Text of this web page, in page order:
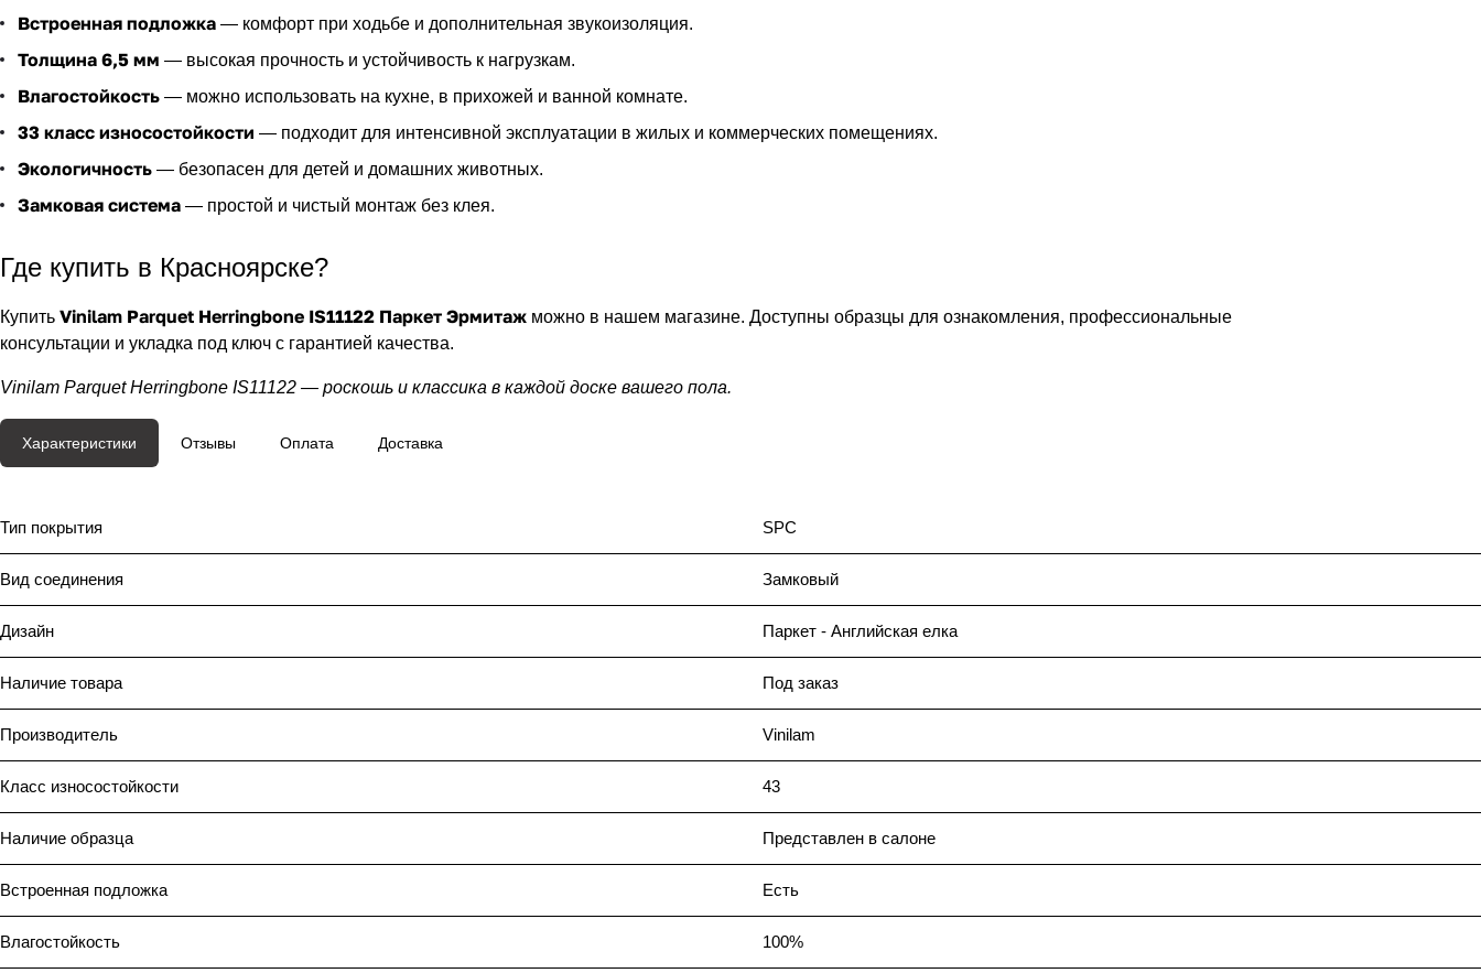
Встроенная подложка — комфорт при ходьбе и дополнительная звукоизоляция.
Толщина 6,5 мм — высокая прочность и устойчивость к нагрузкам.
Влагостойкость — можно использовать на кухне, в прихожей и ванной комнате.
33 класс износостойкости — подходит для интенсивной эксплуатации в жилых и коммерческих помещениях.
Экологичность — безопасен для детей и домашних животных.
Замковая система — простой и чистый монтаж без клея.
Где купить в Красноярске?
Купить Vinilam Parquet Herringbone IS11122 Паркет Эрмитаж можно в нашем магазине. Доступны образцы для ознакомления, профессиональные
консультации и укладка под ключ с гарантией качества.
Vinilam Parquet Herringbone IS11122 — роскошь и классика в каждой доске вашего пола.
Характеристики Отзывы Оплата Доставка
Тип покрытия SPC
Вид соединения Замковый
Дизайн Паркет - Английская елка
Наличие товара Под заказ
Производитель Vinilam
Класс износостойкости 43
Наличие образца Представлен в салоне
Встроенная подложка Есть
Влагостойкость 100%